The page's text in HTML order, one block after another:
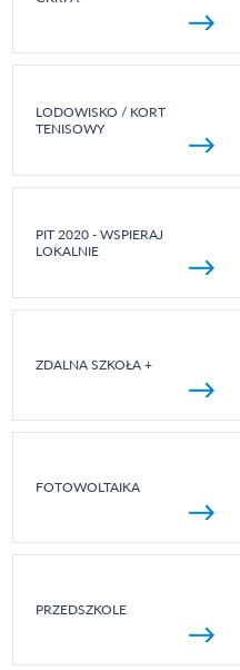
LODOWISKO / KORT
TENISOWY
PIT 2020 - WSPIERAJ
LOKALNIE
ZDALNA SZKOŁA +
FOTOWOLTAIKA
PRZEDSZKOLE